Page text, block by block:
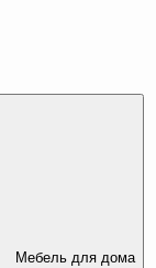
Мебель для дома